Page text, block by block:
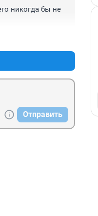
никогда бы не
Отправить